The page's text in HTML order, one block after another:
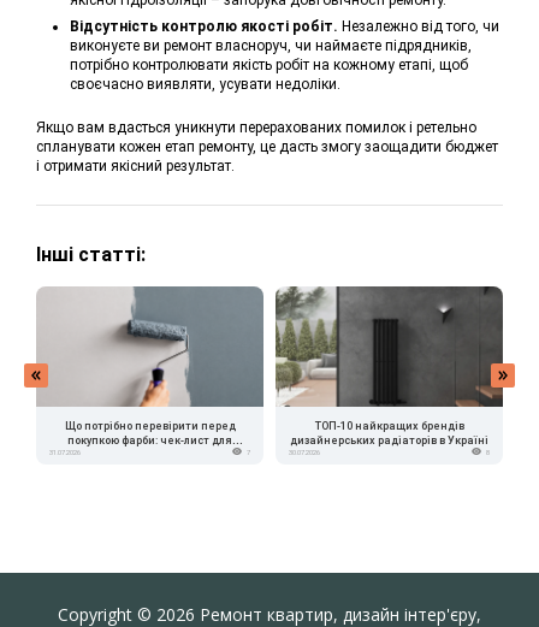
Відсутність контролю якості робіт. Незалежно від того, чи
виконуєте ви ремонт власноруч, чи наймаєте підрядників,
потрібно контролювати якість робіт на кожному етапі, щоб
своєчасно виявляти, усувати недоліки.
Якщо вам вдасться уникнути перерахованих помилок і ретельно
спланувати кожен етап ремонту, це дасть змогу заощадити бюджет
і отримати якісний результат.
Інші статті:
Що потрібно перевірити перед
покупкою фарби: чек-лист для
31.07.2026 7
ТОП-10 найкращих брендів
дизайнерських радіаторів в Україні
30.07.2026 8
Copyright © 2026 Ремонт квартир, дизайн інтер'єру,